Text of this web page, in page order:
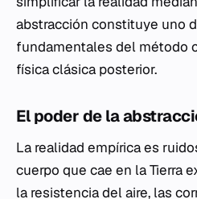
abstracción constituye uno
fundamentales del método
física clásica posterior.
El poder de la
La realidad empírica es
cuerpo que cae en la Tierra
la resistencia del aire, las